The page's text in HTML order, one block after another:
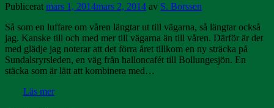
Publicerat mars 1, 2014mars 2, 2014 av S. Borssen
Så som en luffare om våren längtar ut till vägarna, så längtar också
jag. Kanske till och med mer till vägarna än till våren. Därför är det
med glädje jag noterar att det förra året tillkom en ny sträcka på
Sundalsryrsleden, en väg från halloncafét till Bollungesjön. En
stäcka som är lätt att kombinera med…
Läs mer